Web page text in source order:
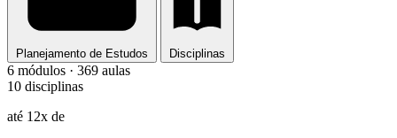
Planejamento de Estudos Disciplinas
6 módulos · 369 aulas
10 disciplinas
até 12x de